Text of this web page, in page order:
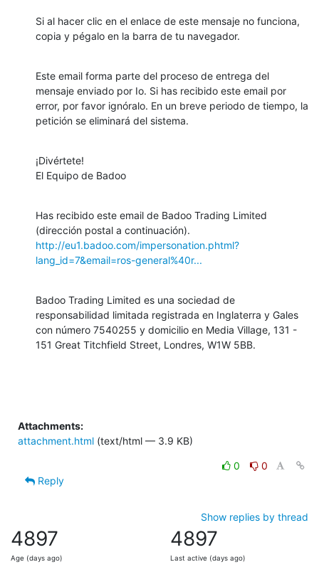
Si al hacer clic en el enlace de este mensaje no funciona,
copia y pégalo en la barra de tu navegador.
Este email forma parte del proceso de entrega del
mensaje enviado por Io. Si has recibido este email por
error, por favor ignóralo. En un breve periodo de tiempo, la
petición se eliminará del sistema.
¡Divértete!
El Equipo de Badoo
Has recibido este email de Badoo Trading Limited
http://eu1.badoo.com/impersonation.phtml?
lang_id=7&email=ros-general%40r...
Badoo Trading Limited es una sociedad de
responsabilidad limitada registrada en Inglaterra y Gales
con número 7540255 y domicilio en Media Village, 131 -
151 Great Titchfield Street, Londres, W1W 5BB.
Attachments:
attachment.html (text/html — 3.9 KB)
0
0
Reply
Show replies by thread
4897
Age (days ago)
4897
Last active (days ago)